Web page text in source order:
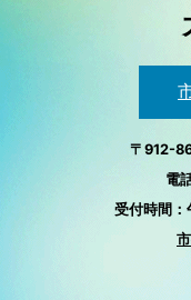
〒912-
電
受付時間